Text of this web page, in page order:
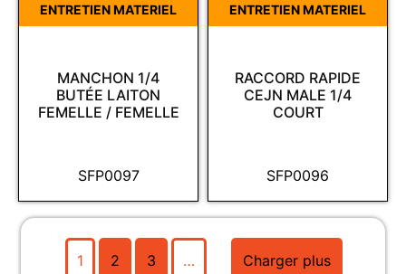
SFP0097
MANCHON 1/4
BUTÉE LAITON
FEMELLE / FEMELLE
ENTRETIEN MATERIEL
SFP0096
RACCORD RAPIDE
CEJN MALE 1/4
COURT
ENTRETIEN MATERIEL
1 2 3 … Charger plus